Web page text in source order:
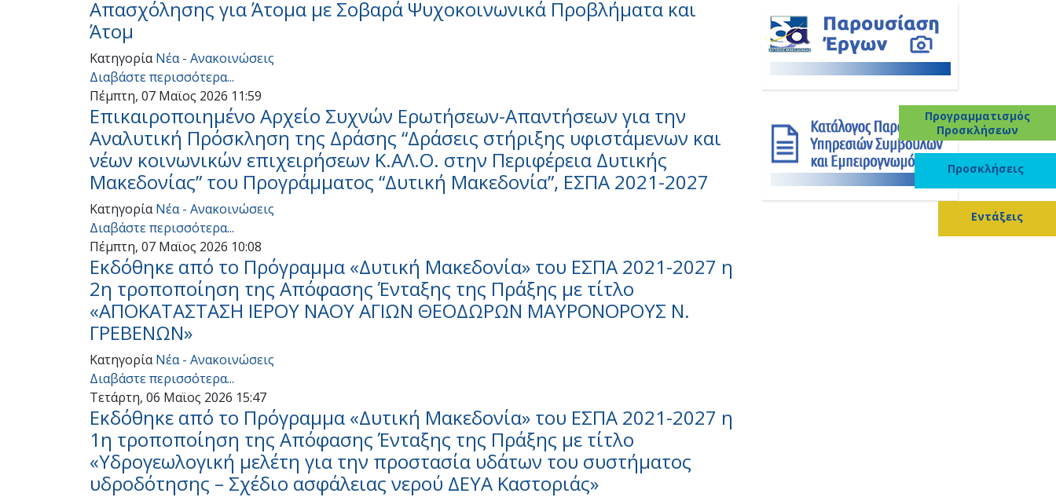
Απασχόλησης για Άτομα με Σοβαρά Ψυχοκοινωνικά Προβλήματα και
Άτομ
Κατηγορία Νέα - Ανακοινώσεις
Διαβάστε περισσότερα...
Πέμπτη, 07 Μαϊος 2026 11:59
Eπικαιροποιημένο Αρχείο Συχνών Ερωτήσεων-Απαντήσεων για την
Αναλυτική Πρόσκληση της Δράσης “Δράσεις στήριξης υφιστάμενων και
νέων κοινωνικών επιχειρήσεων Κ.ΑΛ.Ο. στην Περιφέρεια Δυτικής
Μακεδονίας” του Προγράμματος “Δυτική Μακεδονία”, ΕΣΠΑ 2021-2027
Κατηγορία Νέα - Ανακοινώσεις
Διαβάστε περισσότερα...
Πέμπτη, 07 Μαϊος 2026 10:08
Εκδόθηκε από το Πρόγραμμα «Δυτική Μακεδονία» του ΕΣΠΑ 2021-2027 η
2η τροποποίηση της Απόφασης Ένταξης της Πράξης με τίτλο
«ΑΠΟΚΑΤΑΣΤΑΣΗ ΙΕΡΟΥ ΝΑΟΥ ΑΓΙΩΝ ΘΕΟΔΩΡΩΝ ΜΑΥΡΟΝΟΡΟΥΣ Ν.
ΓΡΕΒΕΝΩΝ»
Κατηγορία Νέα - Ανακοινώσεις
Διαβάστε περισσότερα...
Τετάρτη, 06 Μαϊος 2026 15:47
Εκδόθηκε από το Πρόγραμμα «Δυτική Μακεδονία» του ΕΣΠΑ 2021-2027 η
1η τροποποίηση της Απόφασης Ένταξης της Πράξης με τίτλο
«Υδρογεωλογική μελέτη για την προστασία υδάτων του συστήματος
υδροδότησης – Σχέδιο ασφάλειας νερού ΔΕΥΑ Καστοριάς»
Προγραμματισμός
Προσκλήσεων
Προσκλήσεις
Εντάξεις